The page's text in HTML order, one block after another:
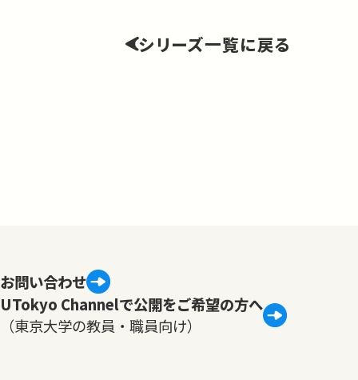
シリーズ一覧に戻る
お問い合わせ
UTokyo Channelで公開をご希望の方へ
（東京大学の教員・職員向け）